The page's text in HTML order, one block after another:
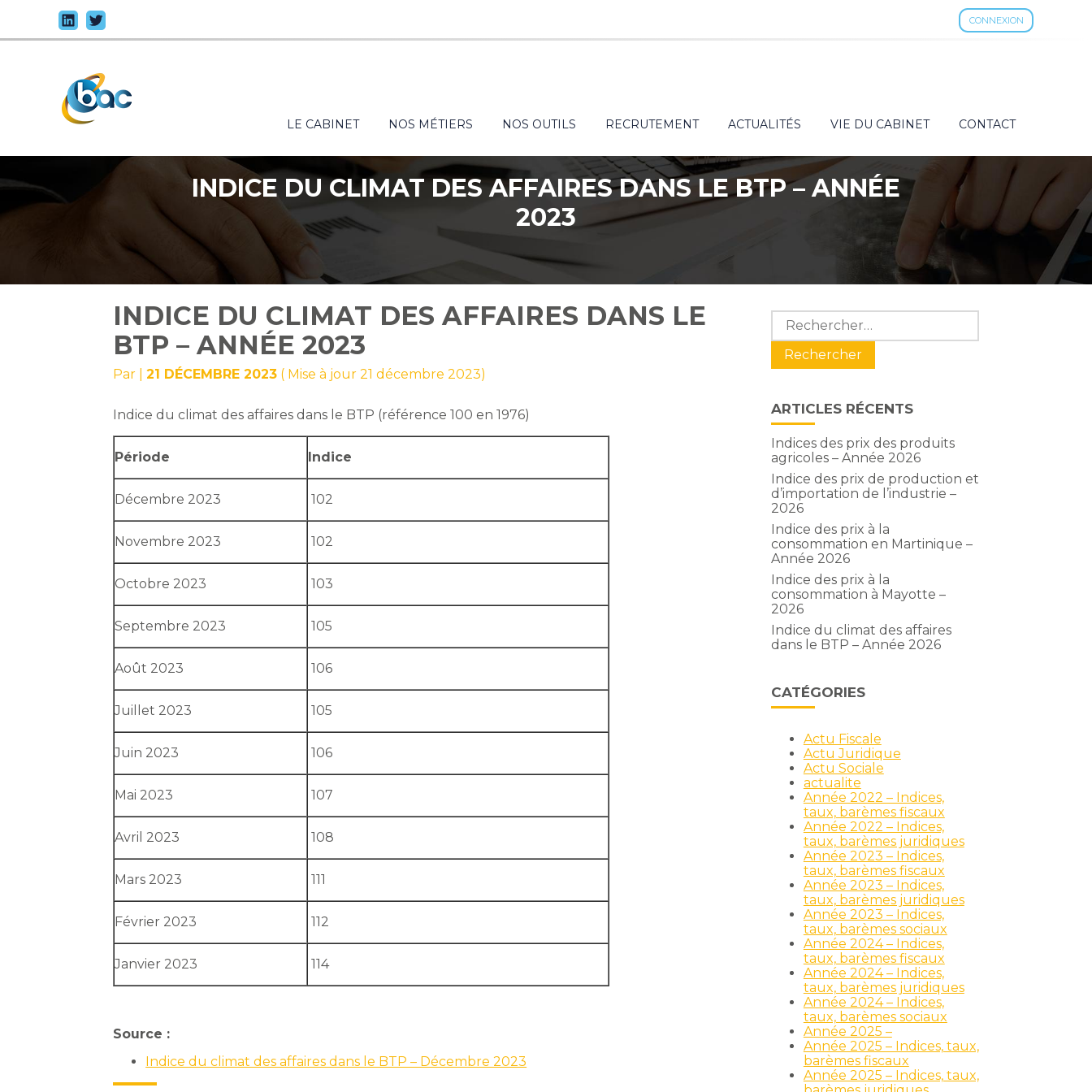
CONNEXION
au
contenu
Principal
LE CABINET NOS MÉTIERS NOS OUTILS RECRUTEMENT ACTUALITÉS VIE DU CABINET CONTACT
INDICE DU CLIMAT DES AFFAIRES DANS LE BTP – ANNÉE
2023
INDICE DU CLIMAT DES AFFAIRES DANS LE
BTP – ANNÉE 2023
Par |21 DÉCEMBRE 2023 ( Mise à jour 21 décembre 2023)
Indice du climat des affaires dans le BTP (référence 100 en 1976)
Période Indice
Décembre 2023 102
Novembre 2023 102
Octobre 2023 103
Septembre 2023 105
Août 2023 106
Juillet 2023 105
Juin 2023 106
Mai 2023 107
Avril 2023 108
Mars 2023 111
Février 2023 112
Janvier 2023 114
Source :
Indice du climat des affaires dans le BTP – Décembre 2023
Blog
sidebar
Rechercher :
ARTICLES RÉCENTS
Indices des prix des produits
agricoles – Année 2026
Indice des prix de production et
d’importation de l’industrie –
2026
Indice des prix à la
consommation en Martinique –
Année 2026
Indice des prix à la
consommation à Mayotte –
2026
Indice du climat des affaires
dans le BTP – Année 2026
CATÉGORIES
Actu Fiscale
Actu Juridique
Actu Sociale
actualite
Année 2022 – Indices,
taux, barèmes fiscaux
Année 2022 – Indices,
taux, barèmes juridiques
Année 2023 – Indices,
taux, barèmes fiscaux
Année 2023 – Indices,
taux, barèmes juridiques
Année 2023 – Indices,
taux, barèmes sociaux
Année 2024 – Indices,
taux, barèmes fiscaux
Année 2024 – Indices,
taux, barèmes juridiques
Année 2024 – Indices,
taux, barèmes sociaux
Année 2025 –
Année 2025 – Indices, taux,
barèmes fiscaux
Année 2025 – Indices, taux,